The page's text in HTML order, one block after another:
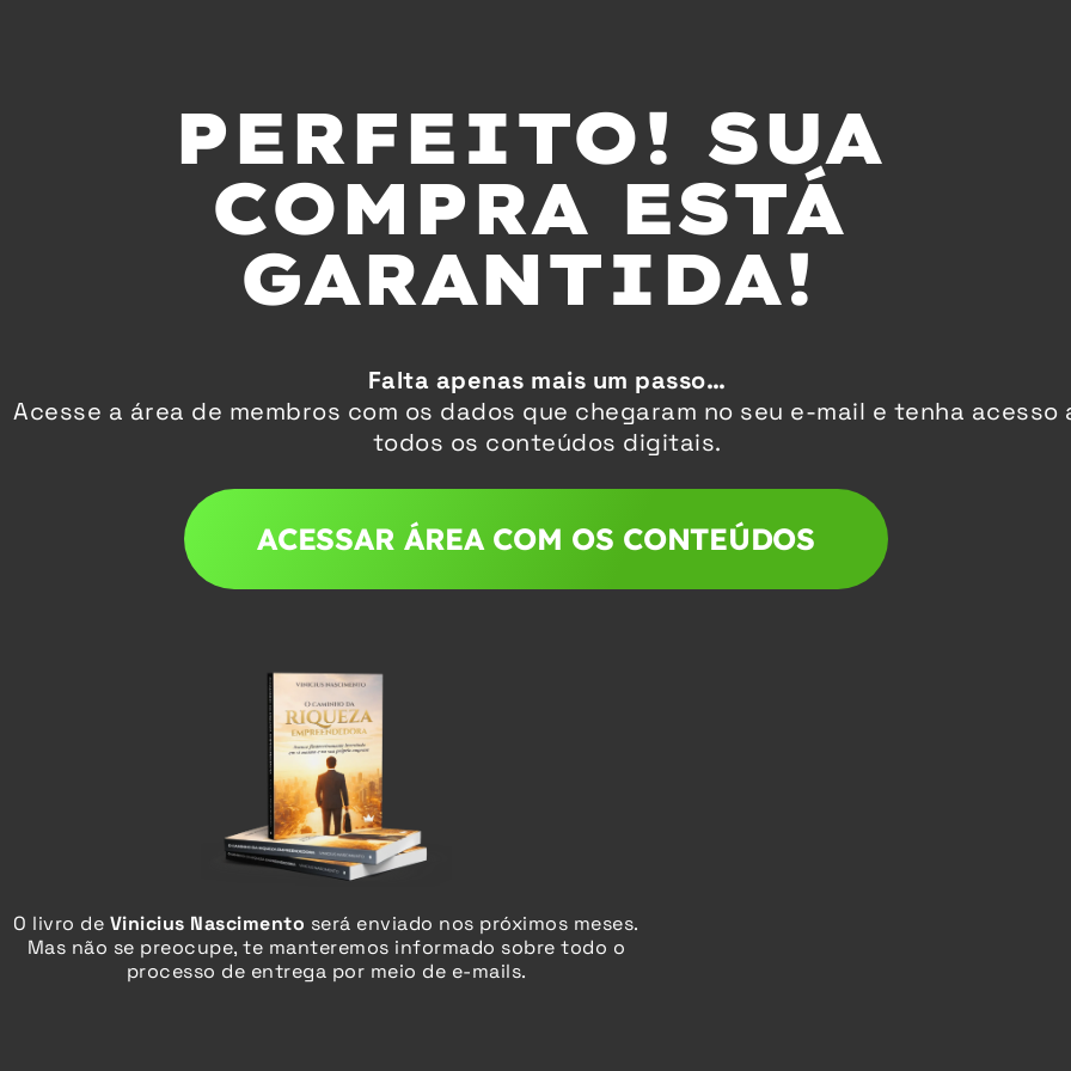
PERFEITO! SUA
COMPRA ESTÁ
GARANTIDA!
Falta apenas mais um passo…
Acesse a área de membros com os dados que chegaram no seu e-mail e tenha acesso
todos os conteúdos digitais.
ACESSAR ÁREA COM OS CONTEÚDOS
O livro de Vinicius Nascimento será enviado nos próximos meses.
Mas não se preocupe, te manteremos informado sobre todo o
processo de entrega por meio de e-mails.